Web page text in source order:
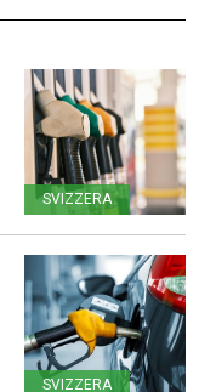
SVIZZERA
SVIZZERA